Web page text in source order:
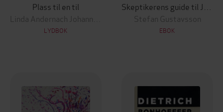
Plass til en til
LYDBOK
Stefan Gustavsson
EBOK